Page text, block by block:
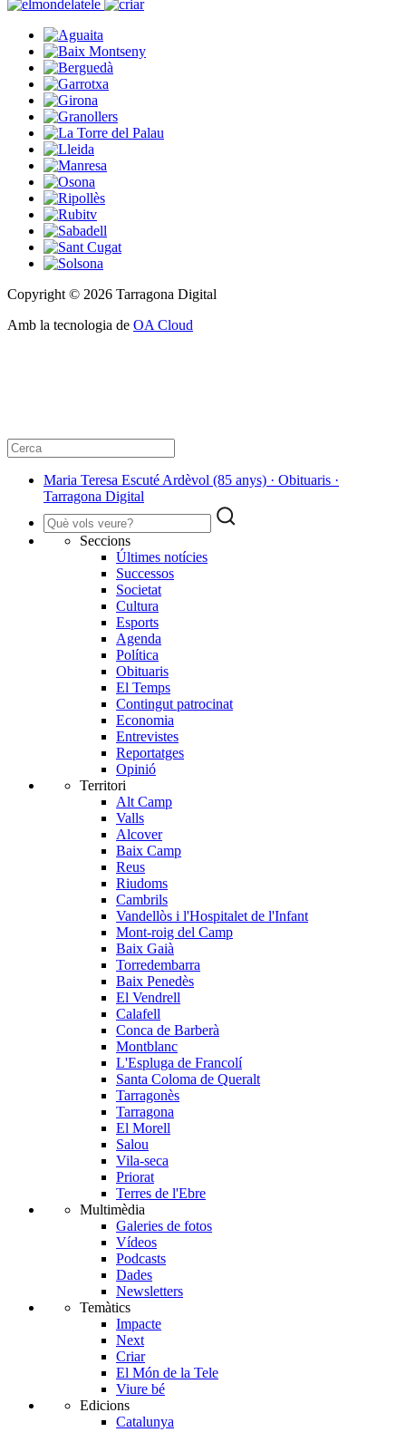
Copyright © 2026 Tarragona Digital
Amb la tecnologia de OA Cloud
Maria Teresa Escuté Ardèvol (85 anys) · Obituaris ·
Tarragona Digital
Seccions
Últimes notícies
Successos
Societat
Cultura
Esports
Agenda
Política
Obituaris
El Temps
Contingut patrocinat
Economia
Entrevistes
Reportatges
Opinió
Territori
Alt Camp
Valls
Alcover
Baix Camp
Reus
Riudoms
Cambrils
Vandellòs i l'Hospitalet de l'Infant
Mont-roig del Camp
Baix Gaià
Torredembarra
Baix Penedès
El Vendrell
Calafell
Conca de Barberà
Montblanc
L'Espluga de Francolí
Santa Coloma de Queralt
Tarragonès
Tarragona
El Morell
Salou
Vila-seca
Priorat
Terres de l'Ebre
Multimèdia
Galeries de fotos
Vídeos
Podcasts
Dades
Newsletters
Temàtics
Impacte
Next
Criar
El Món de la Tele
Viure bé
Edicions
Catalunya